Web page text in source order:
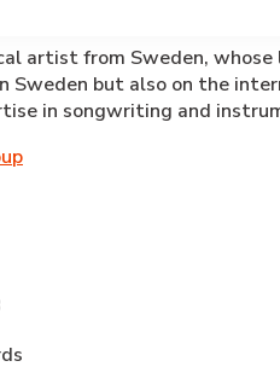
artist from Sweden,
Sweden but also on the
in songwriting and